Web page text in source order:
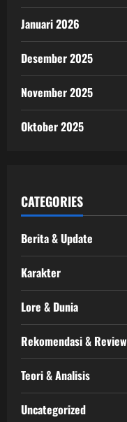
Januari 2026
Desember 2025
November 2025
Oktober 2025
CATEGORIES
Berita & Update
Karakter
Lore & Dunia
Rekomendasi & Review
Teori & Analisis
Uncategorized